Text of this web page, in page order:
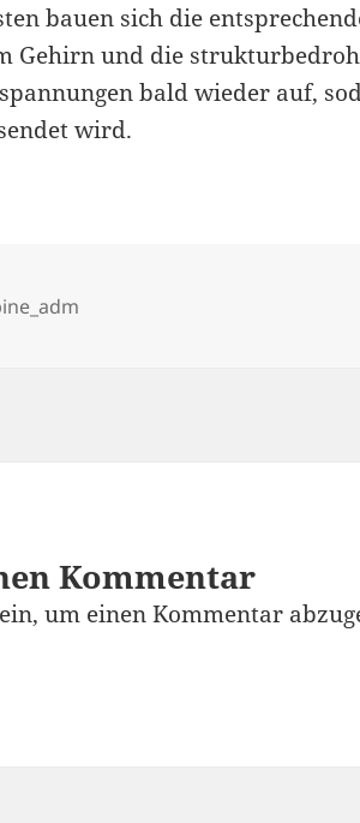
bauen sich die
Gehirn und die
bald wieder auf,
wird.
Kommentar
um einen Kommentar